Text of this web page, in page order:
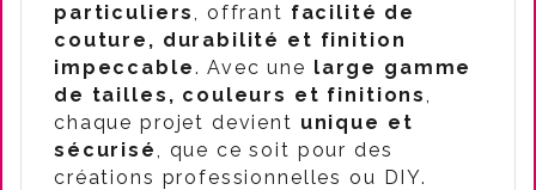
particuliers, offrant facilité de
couture, durabilité et finition
impeccable. Avec une large gamme
de tailles, couleurs et finitions,
chaque projet devient unique et
sécurisé, que ce soit pour des
créations professionnelles ou DIY.